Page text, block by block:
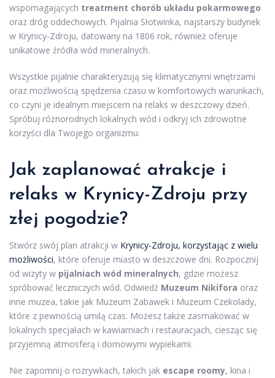
wspomagających treatment chorób układu pokarmowego
oraz dróg oddechowych. Pijalnia Słotwinka, najstarszy budynek
w Krynicy-Zdroju, datowany na 1806 rok, również oferuje
unikatowe źródła wód mineralnych.
Wszystkie pijalnie charakteryzują się klimatycznymi wnętrzami
oraz możliwością spędzenia czasu w komfortowych warunkach,
co czyni je idealnym miejscem na relaks w deszczowy dzień.
Spróbuj różnorodnych lokalnych wód i odkryj ich zdrowotne
korzyści dla Twojego organizmu.
Jak zaplanować atrakcje i
relaks w Krynicy-Zdroju przy
złej pogodzie?
Stwórz swój plan atrakcji w Krynicy-Zdroju, korzystając z wielu
możliwości, które oferuje miasto w deszczowe dni. Rozpocznij
od wizyty w pijalniach wód mineralnych, gdzie możesz
spróbować leczniczych wód. Odwiedź Muzeum Nikifora oraz
inne muzea, takie jak Muzeum Zabawek i Muzeum Czekolady,
które z pewnością umilą czas. Możesz także zasmakować w
lokalnych specjałach w kawiarniach i restauracjach, ciesząc się
przyjemną atmosferą i domowymi wypiekami.
Nie zapomnij o rozrywkach, takich jak escape roomy, kina i